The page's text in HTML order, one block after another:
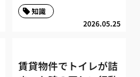
2026.05.25
知識
賃貸物件でトイレが詰